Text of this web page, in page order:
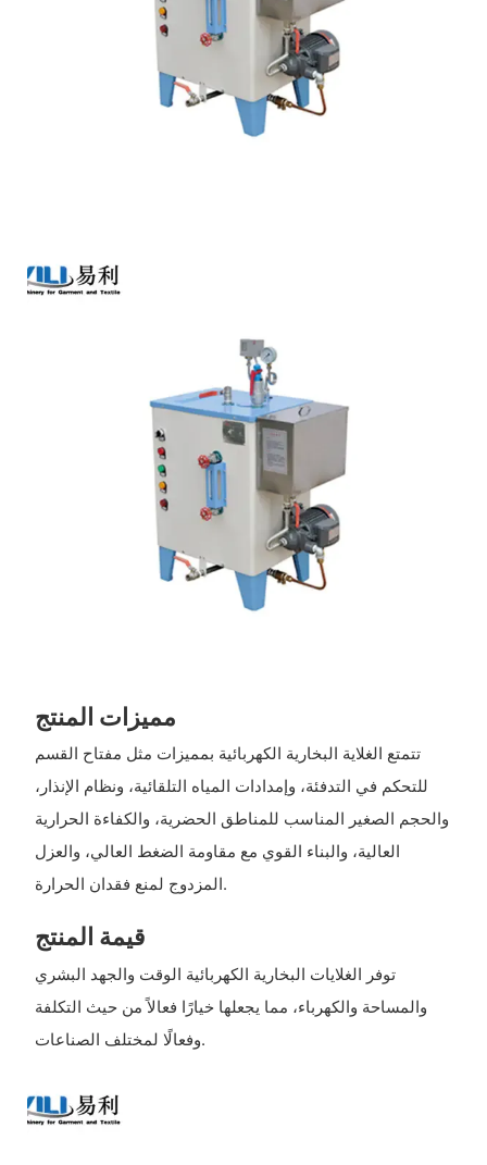
مميزات المنتج
تتمتع الغلاية البخارية الكهربائية بمميزات مثل مفتاح القسم
للتحكم في التدفئة، وإمدادات المياه التلقائية، ونظام الإنذار،
والحجم الصغير المناسب للمناطق الحضرية، والكفاءة الحرارية
العالية، والبناء القوي مع مقاومة الضغط العالي، والعزل
المزدوج لمنع فقدان الحرارة.
قيمة المنتج
توفر الغلايات البخارية الكهربائية الوقت والجهد البشري
والمساحة والكهرباء، مما يجعلها خيارًا فعالاً من حيث التكلفة
وفعالًا لمختلف الصناعات.